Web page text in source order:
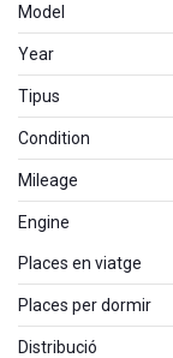
Model
Year
Tipus
Condition
Mileage
Engine
Places en viatge
Places per dormir
Distribució